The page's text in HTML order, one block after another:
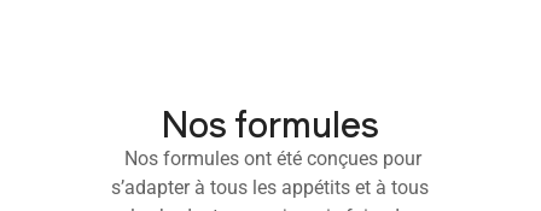
Nos formules
Nos formules ont été conçues pour
s’adapter à tous les appétits et à tous